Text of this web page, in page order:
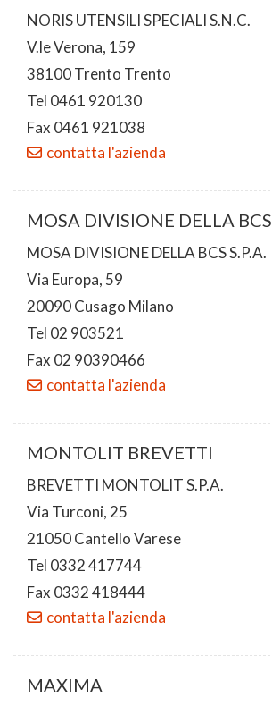
NORIS UTENSILI SPECIALI S.N.C.
V.le Verona, 159
38100 Trento Trento
Tel 0461 920130
Fax 0461 921038
contatta l'azienda
MOSA DIVISIONE DELLA BCS
MOSA DIVISIONE DELLA BCS S.P.A.
Via Europa, 59
20090 Cusago Milano
Tel 02 903521
Fax 02 90390466
contatta l'azienda
MONTOLIT BREVETTI
BREVETTI MONTOLIT S.P.A.
Via Turconi, 25
21050 Cantello Varese
Tel 0332 417744
Fax 0332 418444
contatta l'azienda
MAXIMA